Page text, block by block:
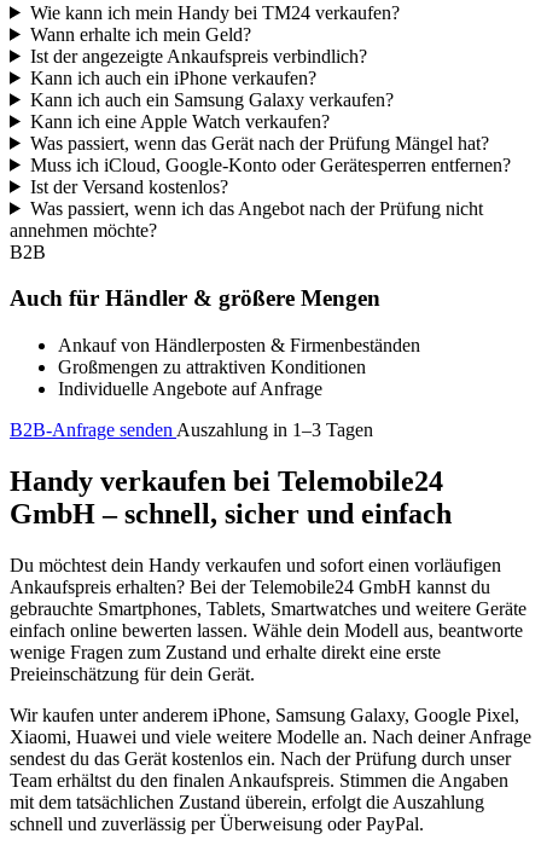
Wie kann ich mein Handy bei TM24 verkaufen?
Wann erhalte ich mein Geld?
Ist der angezeigte Ankaufspreis verbindlich?
Kann ich auch ein iPhone verkaufen?
Kann ich auch ein Samsung Galaxy verkaufen?
Kann ich eine Apple Watch verkaufen?
Was passiert, wenn das Gerät nach der Prüfung Mängel hat?
Muss ich iCloud, Google-Konto oder Gerätesperren entfernen?
Ist der Versand kostenlos?
Was passiert, wenn ich das Angebot nach der Prüfung nicht
annehmen möchte?
B2B
Auch für Händler & größere Mengen
Ankauf von Händlerposten & Firmenbeständen
Großmengen zu attraktiven Konditionen
Individuelle Angebote auf Anfrage
B2B-Anfrage senden Auszahlung in 1–3 Tagen
Handy verkaufen bei Telemobile24
GmbH – schnell, sicher und einfach
Du möchtest dein Handy verkaufen und sofort einen vorläufigen
Ankaufspreis erhalten? Bei der Telemobile24 GmbH kannst du
gebrauchte Smartphones, Tablets, Smartwatches und weitere Geräte
einfach online bewerten lassen. Wähle dein Modell aus, beantworte
wenige Fragen zum Zustand und erhalte direkt eine erste
Preieinschätzung für dein Gerät.
Wir kaufen unter anderem iPhone, Samsung Galaxy, Google Pixel,
Xiaomi, Huawei und viele weitere Modelle an. Nach deiner Anfrage
sendest du das Gerät kostenlos ein. Nach der Prüfung durch unser
Team erhältst du den finalen Ankaufspreis. Stimmen die Angaben
mit dem tatsächlichen Zustand überein, erfolgt die Auszahlung
schnell und zuverlässig per Überweisung oder PayPal.